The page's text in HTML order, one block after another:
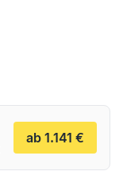
ab 1.141 €